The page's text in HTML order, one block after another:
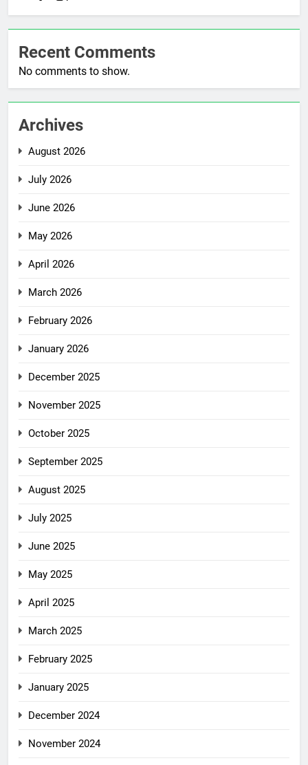
Recent Comments
No comments to show.
Archives
August 2026
July 2026
June 2026
May 2026
April 2026
March 2026
February 2026
January 2026
December 2025
November 2025
October 2025
September 2025
August 2025
July 2025
June 2025
May 2025
April 2025
March 2025
February 2025
January 2025
December 2024
November 2024